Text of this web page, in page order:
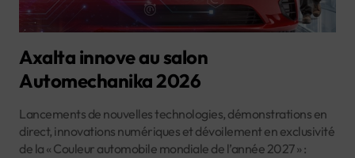
Axalta innove au salon
Automechanika 2026
Lancements de nouvelles technologies, démonstrations en
direct, innovations numériques et dévoilement en exclusivité
de la « Couleur automobile mondiale de l’année 2027 » :